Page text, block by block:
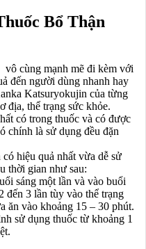
Bổ Thận
vô cùng mạnh mẽ đi kèm với
đến người dùng nhanh hay
Katsuryokujin của từng
địa, thể trạng sức khỏe.
có trong thuốc và có được
chính là sử dụng đều đặn
hiệu quả nhất vừa dễ sử
thời gian như sau:
sáng một lần và vào buổi
đến 3 lần tùy vào thể trạng
ăn vào khoảng 15 – 30 phút.
sử dụng thuốc từ khoảng 1